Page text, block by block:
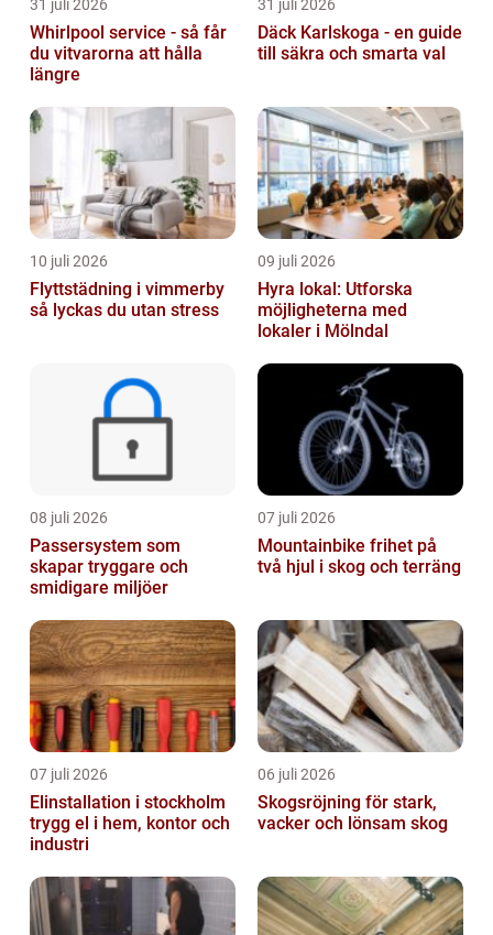
31 juli 2026
Whirlpool service - så får
du vitvarorna att hålla
längre
31 juli 2026
Däck Karlskoga - en guide
till säkra och smarta val
10 juli 2026
Flyttstädning i vimmerby
så lyckas du utan stress
09 juli 2026
Hyra lokal: Utforska
möjligheterna med
lokaler i Mölndal
08 juli 2026
Passersystem som
skapar tryggare och
smidigare miljöer
07 juli 2026
Mountainbike frihet på
två hjul i skog och terräng
07 juli 2026
Elinstallation i stockholm
trygg el i hem, kontor och
industri
06 juli 2026
Skogsröjning för stark,
vacker och lönsam skog